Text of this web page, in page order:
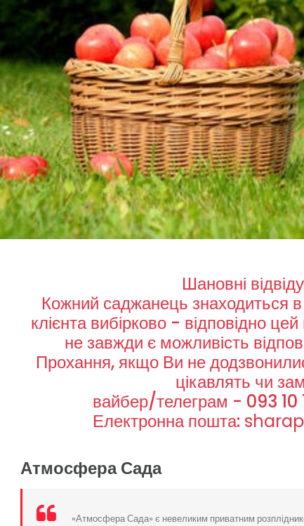
Шановні
Кожний саджанець знаходиться в
клієнта вибірково - відповідно
не завжди є можливість
Прохання, якщо Ви не
цікавлять чи
вайбер/телеграм - 093
Електронна пошта:
Атмосфера Сада
«Атмосфера Сада» є невеликим приватним